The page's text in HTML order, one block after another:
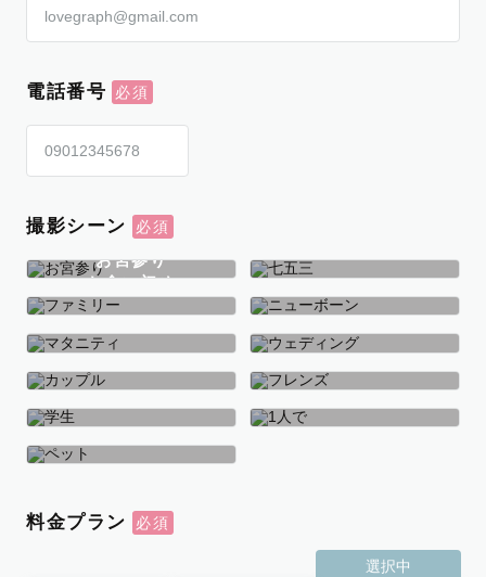
電話番号
撮影シーン
お宮参り
お食い初め
七五三
ファミリー ニューボーン
マタニティ ウェディング
カップル フレンズ
学生
料金プラン
選択中